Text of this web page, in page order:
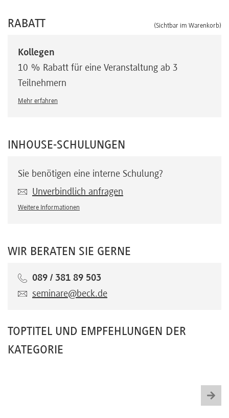
RABATT (Sichtbar im Warenkorb)
Kollegen
10 % Rabatt für eine Veranstaltung ab 3
Teilnehmern
Mehr erfahren
INHOUSE-SCHULUNGEN
Sie benötigen eine interne Schulung?
Unverbindlich anfragen
Weitere Informationen
WIR BERATEN SIE GERNE
089 / 381 89 503
seminare@beck.de
TOPTITEL UND EMPFEHLUNGEN DER
KATEGORIE